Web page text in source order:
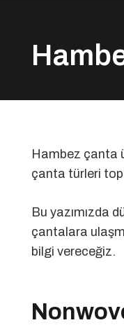
Hambez çanta
çanta türleri
Bu yazımızda
çantalara
bilgi vereceğiz.